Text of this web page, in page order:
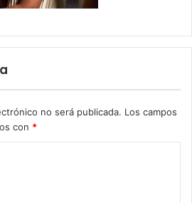
no será publicada. Los campos
con *